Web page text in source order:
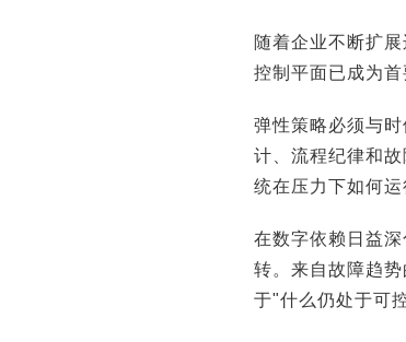
随着企业不断扩
控制平面已成为首
弹性策略必须与
计、流程纪律和
统在压力下如何运
在数字依赖日益
转。来自故障趋
于"什么仍处于可